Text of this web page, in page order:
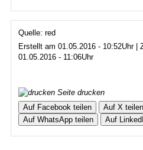
Quelle: red
Erstellt am 01.05.2016 - 10:52Uhr |
01.05.2016 - 11:06Uhr
Seite drucken
Auf Facebook teilen
Auf X teilen
Auf WhatsApp teilen
Auf